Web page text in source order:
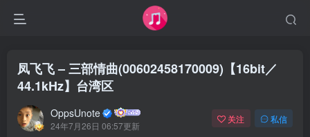
凤飞飞 – 三部情曲(00602458170009)【16bit／
44.1kHz】台湾区
OppsUnote
24年7月26日 06:57更新
关注 私信